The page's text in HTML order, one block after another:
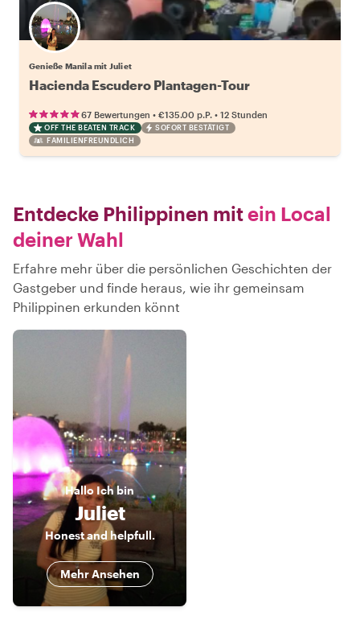
Genieße Manila mit Juliet
Hacienda Escudero Plantagen-Tour
67 Bewertungen • €135.00 p.P. • 12 Stunden
OFF THE BEATEN TRACK
SOFORT BESTÄTIGT
FAMILIENFREUNDLICH
Entdecke Philippinen mitein Local
deiner Wahl
Erfahre mehr über die persönlichen Geschichten der
Gastgeber und finde heraus, wie ihr gemeinsam
Philippinen erkunden könnt
Hallo Ich bin
Juliet
Honest and helpfull.
Mehr Ansehen